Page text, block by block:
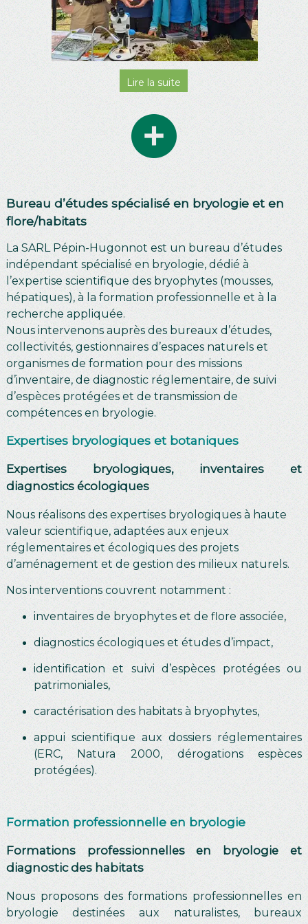
Bureau d’études spécialisé en bryologie et en
flore/habitats
La SARL Pépin-Hugonnot est un bureau d’études
indépendant spécialisé en bryologie, dédié à
l’expertise scientifique des bryophytes (mousses,
hépatiques), à la formation professionnelle et à la
recherche appliquée.
Nous intervenons auprès des bureaux d’études,
collectivités, gestionnaires d’espaces naturels et
organismes de formation pour des missions
d’inventaire, de diagnostic réglementaire, de suivi
d’espèces protégées et de transmission de
compétences en bryologie.
Expertises bryologiques et botaniques
Expertises bryologiques, inventaires et
diagnostics écologiques
Nous réalisons des expertises bryologiques à haute
valeur scientifique, adaptées aux enjeux
réglementaires et écologiques des projets
d’aménagement et de gestion des milieux naturels.
Nos interventions couvrent notamment :
inventaires de bryophytes et de flore associée,
diagnostics écologiques et études d’impact,
identification et suivi d’espèces protégées ou
patrimoniales,
caractérisation des habitats à bryophytes,
appui scientifique aux dossiers réglementaires
(ERC, Natura 2000, dérogations espèces
protégées).
Formation professionnelle en bryologie
Formations professionnelles en bryologie et
diagnostic des habitats
Nous proposons des formations professionnelles en
bryologie destinées aux naturalistes, bureaux